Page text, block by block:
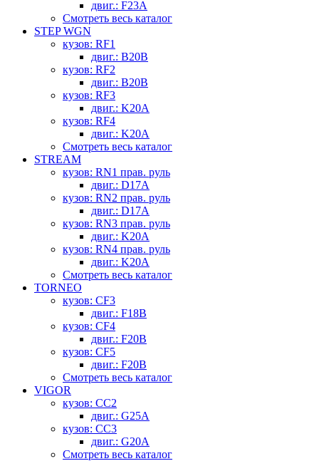
двиг.: F23A
Смотреть весь каталог
STEP WGN
кузов: RF1
двиг.: B20B
кузов: RF2
двиг.: B20B
кузов: RF3
двиг.: K20A
кузов: RF4
двиг.: K20A
Смотреть весь каталог
STREAM
кузов: RN1 прав. руль
двиг.: D17A
кузов: RN2 прав. руль
двиг.: D17A
кузов: RN3 прав. руль
двиг.: K20A
кузов: RN4 прав. руль
двиг.: K20A
Смотреть весь каталог
TORNEO
кузов: CF3
двиг.: F18B
кузов: CF4
двиг.: F20B
кузов: CF5
двиг.: F20B
Смотреть весь каталог
VIGOR
кузов: CC2
двиг.: G25A
кузов: CC3
двиг.: G20A
Смотреть весь каталог